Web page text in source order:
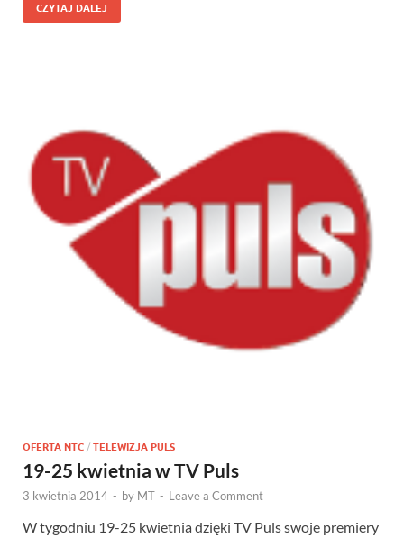
CZYTAJ DALEJ
OFERTA NTC / TELEWIZJA PULS
19-25 kwietnia w TV Puls
3 kwietnia 2014 - by MT - Leave a Comment
W tygodniu 19-25 kwietnia dzięki TV Puls swoje premiery